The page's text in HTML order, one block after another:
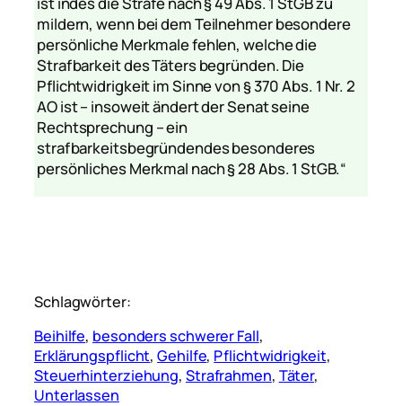
mildern, wenn bei dem Teilnehmer besondere
persönliche Merkmale fehlen, welche die
Strafbarkeit des Täters begründen. Die
Pflichtwidrigkeit im Sinne von § 370 Abs. 1 Nr. 2
AO ist – insoweit ändert der Senat seine
Rechtsprechung – ein
strafbarkeitsbegründendes besonderes
persönliches Merkmal nach § 28 Abs. 1 StGB.“
Schlagwörter:
Beihilfe, besonders schwerer Fall
Erklärungspflicht, Gehilfe, Pflichtwidrigkeit
Steuerhinterziehung, Strafrahmen, Täter
Unterlassen